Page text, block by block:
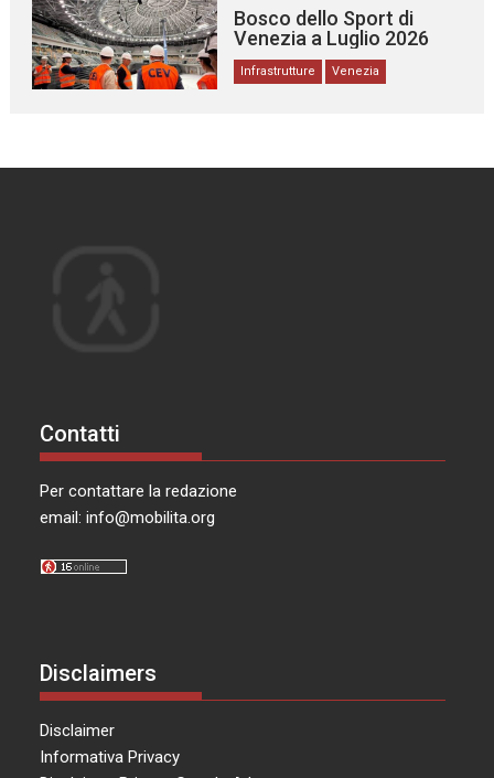
Bosco dello Sport di
Venezia a Luglio 2026
Infrastrutture Venezia
Contatti
Per contattare la redazione
email:info@mobilita.org
Disclaimers
Disclaimer
Informativa Privacy